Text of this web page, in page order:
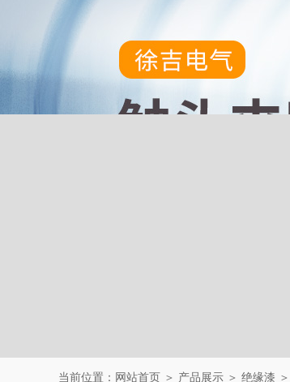
当前位置： 网站首页 ＞ 产品展示 ＞ 绝缘漆 ＞